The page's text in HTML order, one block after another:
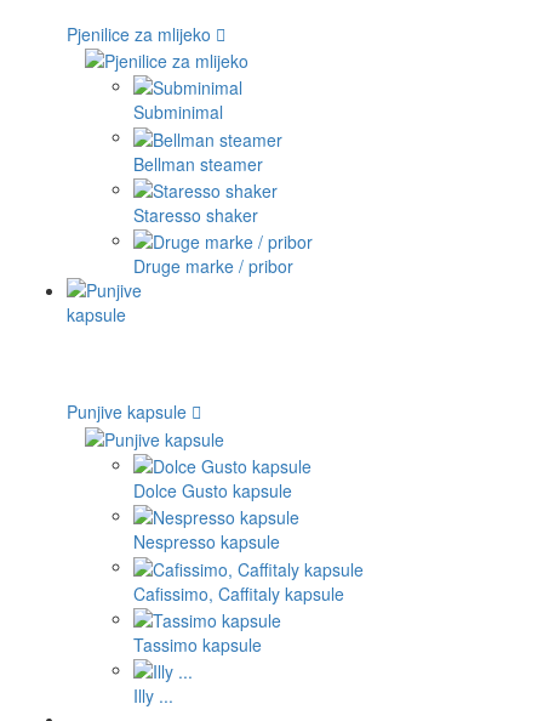
Pjenilice za mlijeko
Subminimal
Bellman steamer
Staresso shaker
Druge marke / pribor
Punjive kapsule
Dolce Gusto kapsule
Nespresso kapsule
Cafissimo, Caffitaly kapsule
Tassimo kapsule
Illy ...